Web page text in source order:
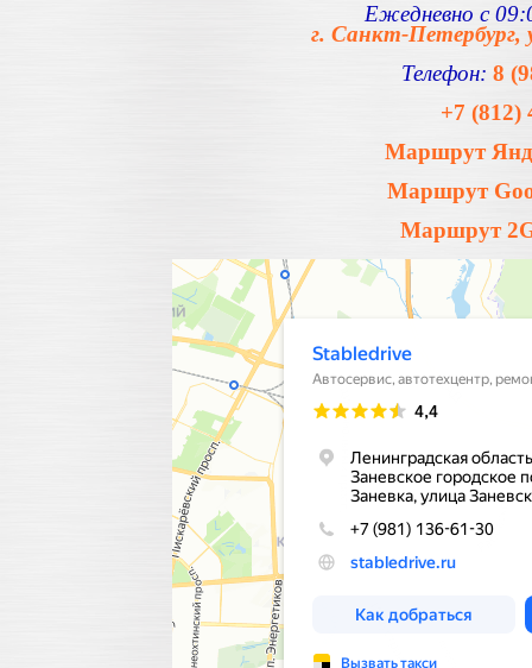
Ежедневно с
г. Санкт-Петербург,
Телефон: 8
+7 (812)
Маршрут
Маршрут
Маршрут